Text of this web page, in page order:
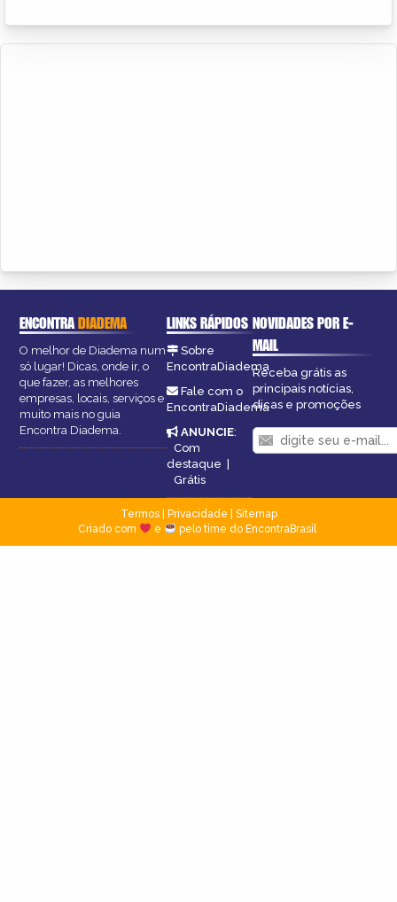
ENCONTRADIADEMA
O melhor de Diadema num
só lugar! Dicas, onde ir, o
que fazer, as melhores
empresas, locais, serviços e
muito mais no guia
Encontra Diadema.
LINKS RÁPIDOS
Sobre
EncontraDiadema
Fale com o
EncontraDiadema
ANUNCIE:
Com
destaque |
Grátis
NOVIDADES POR E-
MAIL
Receba grátis as
principais notícias,
dicas e promoções
Termos| Privacidade
Sitemap
Criado com
e pelo time do EncontraBrasil